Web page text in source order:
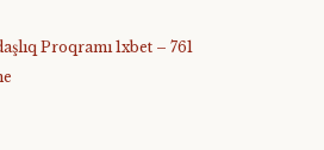
Proqramı 1xbet – 761